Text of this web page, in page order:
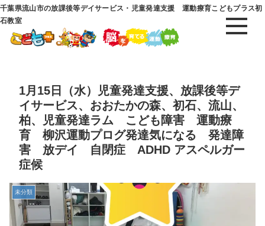
千葉県流山市の放課後等デイサービス・児童発達支援 運動療育こどもプラス初
石教室
1月15日（水）児童発達支援、放課後等デ
イサービス、おおたかの森、初石、流山、
柏、児童発達ラム こども障害 運動療
育 柳沢運動プログ発達気になる 発達障
害 放デイ 自閉症 ADHD アスペルガー
症候
未分類